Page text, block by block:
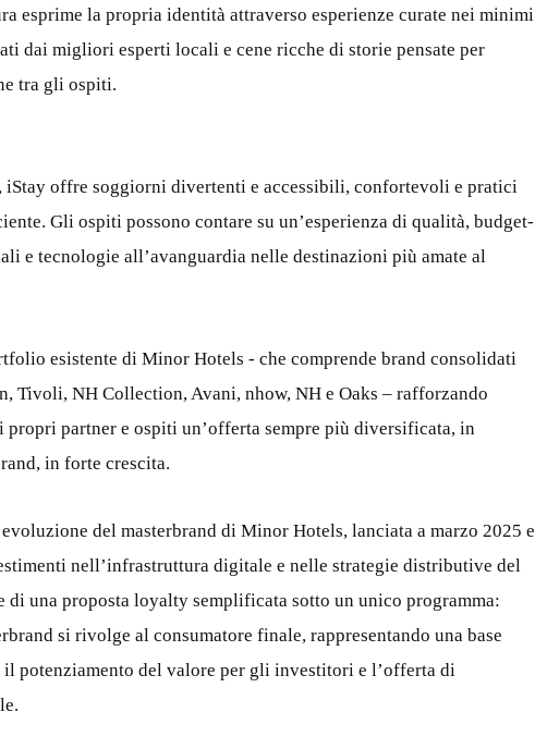
esprime la propria identità attraverso esperienze curate nei minimi
dai migliori esperti locali e cene ricche di storie pensate per
tra gli ospiti.
iStay offre soggiorni divertenti e accessibili, confortevoli e pratici
Gli ospiti possono contare su un’esperienza di qualità, budget-
e tecnologie all’avanguardia nelle destinazioni più amate al
esistente di Minor Hotels - che comprende brand consolidati
Tivoli, NH Collection, Avani, nhow, NH e Oaks – rafforzando
partner e ospiti un’offerta sempre più diversificata, in
in forte crescita.
del masterbrand di Minor Hotels, lanciata a marzo 2025 e
nell’infrastruttura digitale e nelle strategie distributive del
di una proposta loyalty semplificata sotto un unico programma:
si rivolge al consumatore finale, rappresentando una base
potenziamento del valore per gli investitori e l’offerta di